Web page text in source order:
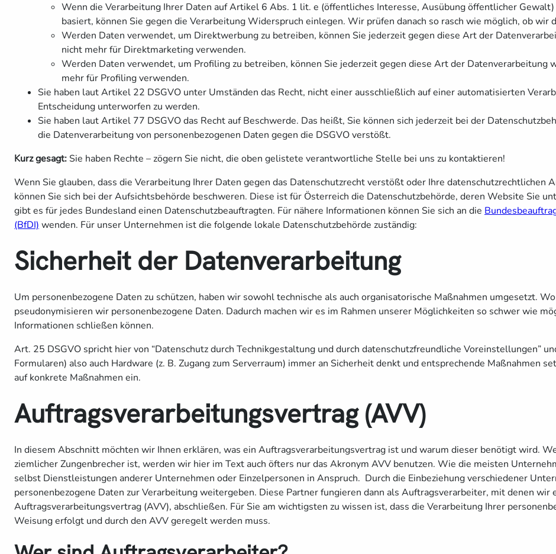
Wenn die Verarbeitung Ihrer Daten auf Artikel 6 Abs. 1 lit. e (öffentliches Interesse, Ausübung öffentlicher
basiert, können Sie gegen die Verarbeitung Widerspruch einlegen. Wir prüfen danach so rasch wie möglich, ob
Werden Daten verwendet, um Direktwerbung zu betreiben, können Sie jederzeit gegen diese Art der
nicht mehr für Direktmarketing verwenden.
Werden Daten verwendet, um Profiling zu betreiben, können Sie jederzeit gegen diese Art der Datenverarbeitung
mehr für Profiling verwenden.
Sie haben laut Artikel 22 DSGVO unter Umständen das Recht, nicht einer ausschließlich auf einer automatisierten
Entscheidung unterworfen zu werden.
Sie haben laut Artikel 77 DSGVO das Recht auf Beschwerde. Das heißt, Sie können sich jederzeit bei der
die Datenverarbeitung von personenbezogenen Daten gegen die DSGVO verstößt.
Kurz gesagt:Sie haben Rechte – zögern Sie nicht, die oben gelistete verantwortliche Stelle bei uns zu kontaktieren!
Wenn Sie glauben, dass die Verarbeitung Ihrer Daten gegen das Datenschutzrecht verstößt oder Ihre datenschutzrechtlichen
können Sie sich bei der Aufsichtsbehörde beschweren. Diese ist für Österreich die Datenschutzbehörde, deren Website Sie
gibt es für jedes Bundesland einen Datenschutzbeauftragten. Für nähere Informationen können Sie sich an die
(BfDI) wenden. Für unser Unternehmen ist die folgende lokale Datenschutzbehörde zuständig:
Sicherheit der Datenverarbeitung
Um personenbezogene Daten zu schützen, haben wir sowohl technische als auch organisatorische Maßnahmen umgesetzt.
pseudonymisieren wir personenbezogene Daten. Dadurch machen wir es im Rahmen unserer Möglichkeiten so schwer wie
Informationen schließen können.
Art. 25 DSGVO spricht hier von “Datenschutz durch Technikgestaltung und durch datenschutzfreundliche Voreinstellungen”
Formularen) also auch Hardware (z. B. Zugang zum Serverraum) immer an Sicherheit denkt und entsprechende Maßnahmen
auf konkrete Maßnahmen ein.
Auftragsverarbeitungsvertrag (AVV)
In diesem Abschnitt möchten wir Ihnen erklären, was ein Auftragsverarbeitungsvertrag ist und warum dieser benötigt wird.
ziemlicher Zungenbrecher ist, werden wir hier im Text auch öfters nur das Akronym AVV benutzen. Wie die meisten
selbst Dienstleistungen anderer Unternehmen oder Einzelpersonen in Anspruch. Durch die Einbeziehung verschiedener
personenbezogene Daten zur Verarbeitung weitergeben. Diese Partner fungieren dann als Auftragsverarbeiter, mit denen wir
Auftragsverarbeitungsvertrag (AVV), abschließen. Für Sie am wichtigsten zu wissen ist, dass die Verarbeitung Ihrer
Weisung erfolgt und durch den AVV geregelt werden muss.